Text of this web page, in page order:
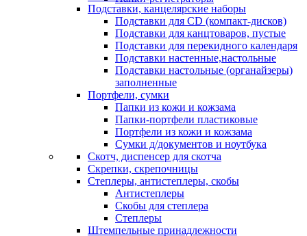
Подставки, канцелярские наборы
Подставки для CD (компакт-дисков)
Подставки для канцтоваров, пустые
Подставки для перекидного календаря
Подставки настенные,настольные
Подставки настольные (органайзеры)
заполненные
Портфели, сумки
Папки из кожи и кожзама
Папки-портфели пластиковые
Портфели из кожи и кожзама
Сумки д/документов и ноутбука
Скотч, диспенсер для скотча
Скрепки, скрепочницы
Степлеры, антистеплеры, скобы
Антистеплеры
Скобы для степлера
Степлеры
Штемпельные принадлежности